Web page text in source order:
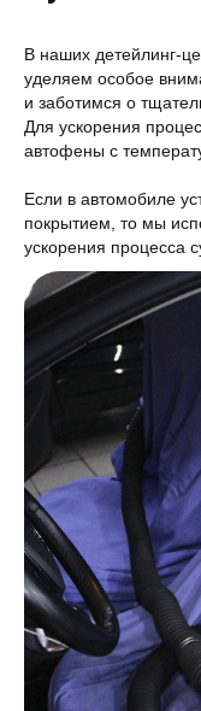
В наших детейлинг-
уделяем особое
и заботимся о
Для ускорения
автофены с
Если в автомобиле
покрытием, то мы
ускорения процесса